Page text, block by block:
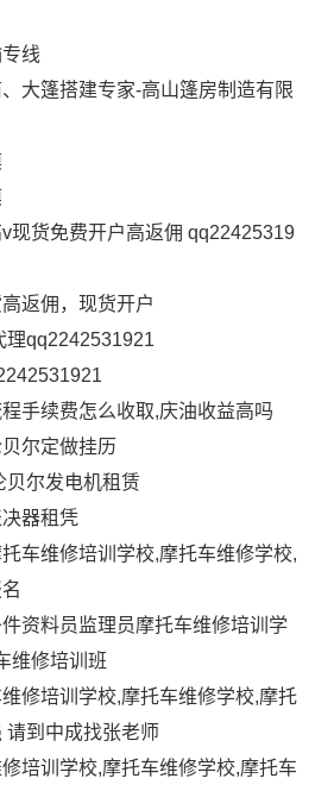
线
大篷搭建专家-高山篷房制造有限
现货免费开户高返佣 qq22425319
返佣，现货开户
理qq2242531921
手续费怎么收取,庆油收益高吗
尔定做挂历
贝尔发电机租赁
器租凭
车维修培训学校,摩托车维修学校,
资料员监理员摩托车维修培训学
维修培训班
修培训学校,摩托车维修学校,摩托
请到中成找张老师
培训学校,摩托车维修学校,摩托车